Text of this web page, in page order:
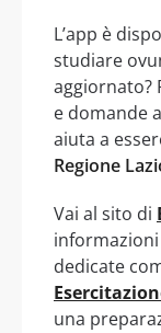
L’app è
studiare
aggiornato?
e domande
aiuta a
Regione
Vai al sito di
dedicate
una